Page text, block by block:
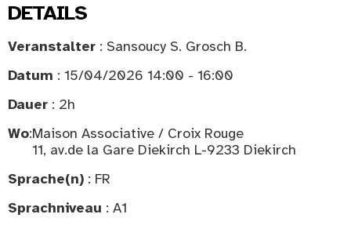
DETAILS
Veranstalter : Sansoucy S. Grosch B.
Datum : 15/04/2026 14:00 - 16:00
Dauer : 2h
Wo:Maison Associative / Croix Rouge
11, av.de la Gare Diekirch L-9233 Diekirch
Sprache(n) : FR
Sprachniveau : A1